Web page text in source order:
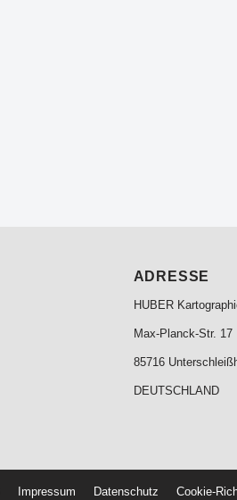
ADRESSE
HUBER
Max-Planck-Str. 17
85716
DEUTSCHLAND
Impressum Datenschutz Cookie-